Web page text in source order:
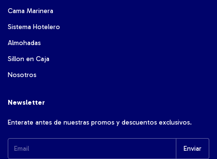
Cama Marinera
Sistema Hotelero
Almohadas
Sillon en Caja
Nosotros
Newsletter
Enterate antes de nuestras promos y descuentos exclusivos.